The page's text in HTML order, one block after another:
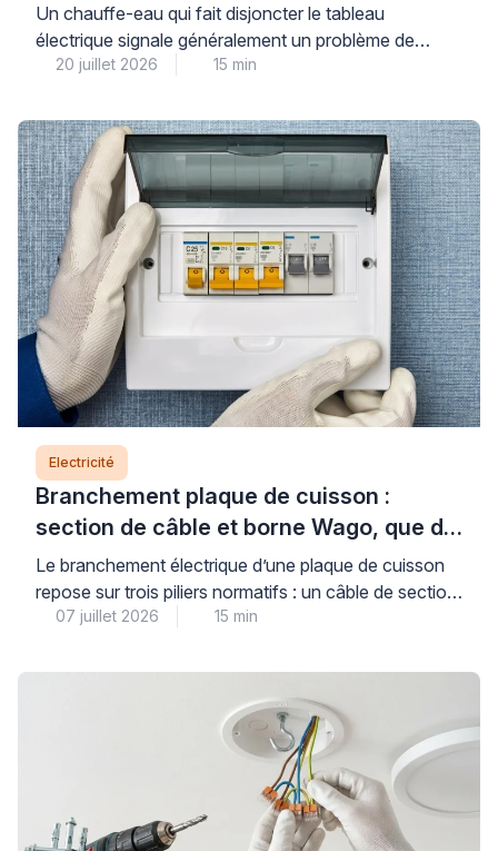
Un chauffe-eau qui fait disjoncter le tableau
électrique signale généralement un problème de
sécurité qu’il ne faut jamais ignorer : résistance
dans le circuit électrique. Cette panne, bien que
fréquente, nécessite un diagnostic précis pour
identifier la cause exacte et garantir la sécurité de
votre installation. Si […]
20 juillet 2026 15 min
Electricité
Branchement plaque de cuisson :
section de câble et borne Wago, que dit
la norme ?
Le branchement électrique d’une plaque de cuisson
repose sur trois piliers normatifs : un câble de section
adaptée (6 mm² pour les plaques jusqu’à 7 400 W,
conforme à la norme NF C 15-100, et des
connexions dimensionnées pour supporter l’intensité
requise. Comprendre ces règles […]
07 juillet 2026 15 min